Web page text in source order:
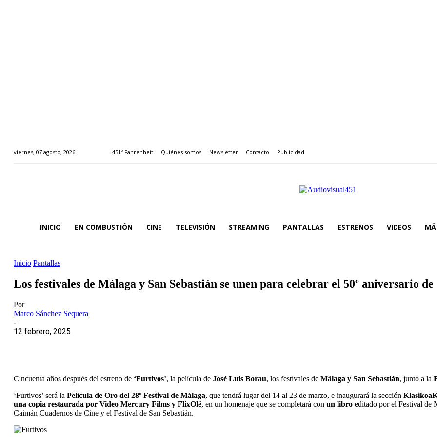
viernes, 07 agosto, 2026 451º Fahrenheit Quiénes somos Newsletter Contacto Publicidad
INICIO EN COMBUSTIÓN CINE TELEVISIÓN STREAMING PANTALLAS ESTRENOS VIDEOS
Inicio Pantallas
Los festivales de Málaga y San Sebastián se unen para celebrar el 50º aniversario
Por
Marco Sánchez Sequera
-
12 febrero, 2025
Cincuenta años después del estreno de ‘Furtivos’, la película de José Luis Borau, los festivales de Málaga y San Sebastián, junto a la
‘Furtivos’ será la Película de Oro del 28º Festival de Málaga, que tendrá lugar del 14 al 23 de marzo, e inaugurará la sección
una copia restaurada por Video Mercury Films y FlixOlé, en un homenaje que se completará con un libro editado por el Festival de
Caimán Cuadernos de Cine y el Festival de San Sebastián.